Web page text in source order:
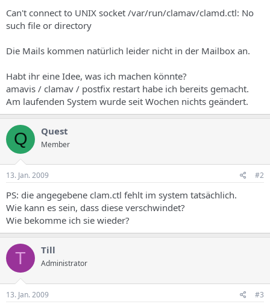
Can't connect to UNIX socket /var/run/clamav/clamd.ctl: No
such file or directory
Die Mails kommen natürlich leider nicht in der Mailbox an.
Habt ihr eine Idee, was ich machen könnte?
amavis / clamav / postfix restart habe ich bereits gemacht.
Am laufenden System wurde seit Wochen nichts geändert.
Q Quest
Member
13. Jan. 2009 #2
PS: die angegebene clam.ctl fehlt im system tatsächlich.
Wie kann es sein, dass diese verschwindet?
Wie bekomme ich sie wieder?
T Till
Administrator
13. Jan. 2009 #3